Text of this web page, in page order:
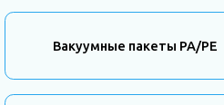
Вакуумные пакеты PA/PE